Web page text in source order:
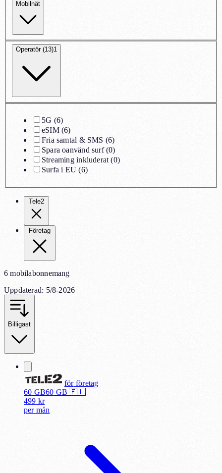
Mobilnät
Operatör (13)1
5G (6)
eSIM (6)
Fria samtal & SMS (6)
Spara oanvänd surf (0)
Streaming inkluderat (0)
Surfa i EU (6)
Tele2
Företag
6 mobilabonnemang
Uppdaterad: 5/8-2026
Billigast
för företag
60 GB60 GB 🇪🇺
499 kr
per mån